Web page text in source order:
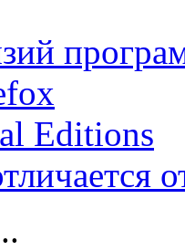
Editions